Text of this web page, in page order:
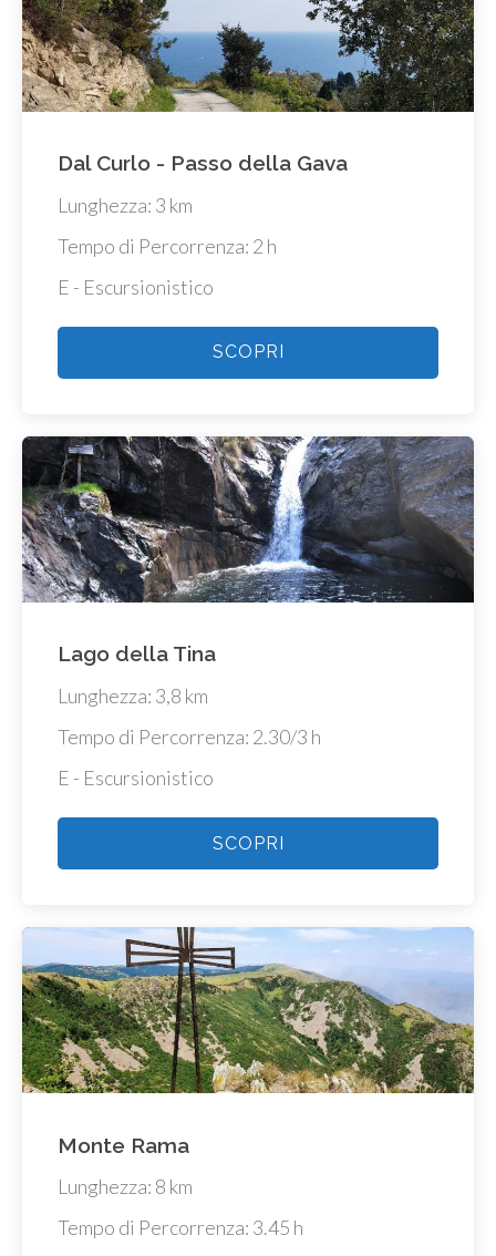
Dal Curlo - Passo della Gava
Lunghezza: 3 km
Tempo di Percorrenza: 2 h
E - Escursionistico
SCOPRI
Lago della Tina
Lunghezza: 3,8 km
Tempo di Percorrenza: 2.30/3 h
E - Escursionistico
SCOPRI
Monte Rama
Lunghezza: 8 km
Tempo di Percorrenza: 3.45 h